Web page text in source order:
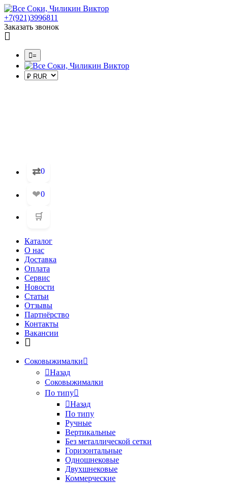
+7(921)3996811
Заказать звонок
=
⇄0
❤0
🛒
Каталог
О нас
Доставка
Оплата
Сервис
Новости
Статьи
Отзывы
Партнёрство
Контакты
Вакансии
Соковыжималки
Назад
Соковыжималки
По типу
Назад
По типу
Ручные
Вертикальные
Без металлической сетки
Горизонтальные
Одношнековые
Двухшнековые
Коммерческие